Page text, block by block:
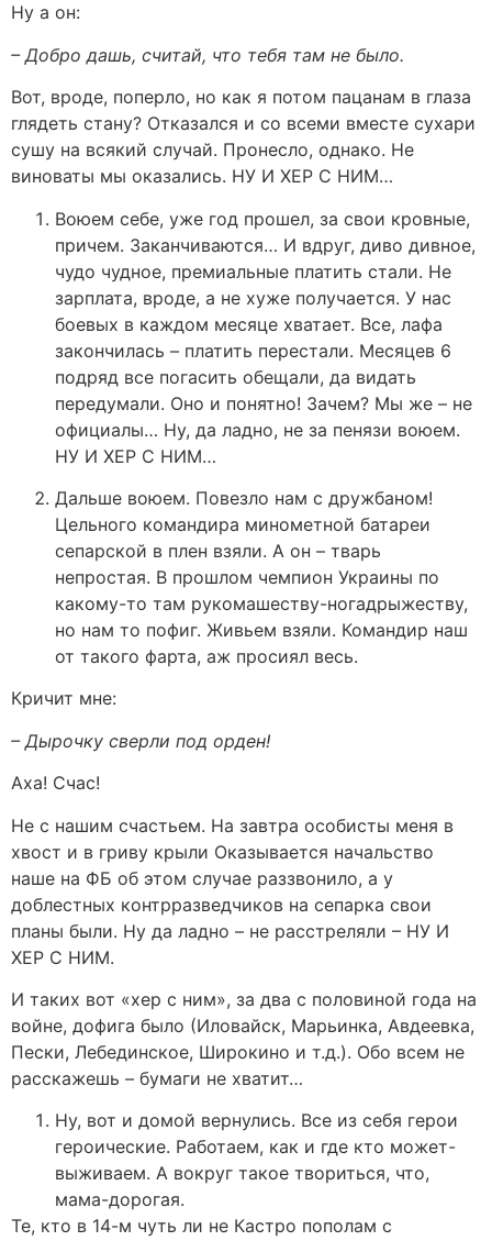
Ну а он:
– Добро дашь, считай, что тебя там не было.
Вот, вроде, поперло, но как я потом пацанам в глаза
глядеть стану? Отказался и со всеми вместе сухари
сушу на всякий случай. Пронесло, однако. Не
виноваты мы оказались. НУ И ХЕР С НИМ…
Воюем себе, уже год прошел, за свои кровные,
причем. Заканчиваются… И вдруг, диво дивное,
чудо чудное, премиальные платить стали. Не
зарплата, вроде, а не хуже получается. У нас
боевых в каждом месяце хватает. Все, лафа
закончилась – платить перестали. Месяцев 6
подряд все погасить обещали, да видать
передумали. Оно и понятно! Зачем? Мы же – не
официалы… Ну, да ладно, не за пенязи воюем.
НУ И ХЕР С НИМ…
Дальше воюем. Повезло нам с дружбаном!
Цельного командира минометной батареи
сепарской в плен взяли. А он – тварь
непростая. В прошлом чемпион Украины по
какому-то там рукомашеству-ногадрыжеству,
но нам то пофиг. Живьем взяли. Командир наш
от такого фарта, аж просиял весь.
Кричит мне:
– Дырочку сверли под орден!
Аха! Счас!
Не с нашим счастьем. На завтра особисты меня в
хвост и в гриву крыли Оказывается начальство
наше на ФБ об этом случае раззвонило, а у
доблестных контрразведчиков на сепарка свои
планы были. Ну да ладно – не расстреляли – НУ И
ХЕР С НИМ.
И таких вот «хер с ним», за два с половиной года на
войне, дофига было (Иловайск, Марьинка, Авдеевка,
Пески, Лебединское, Широкино и т.д.). Обо всем не
расскажешь – бумаги не хватит…
Ну, вот и домой вернулись. Все из себя герои
героические. Работаем, как и где кто может-
выживаем. А вокруг такое твориться, что,
мама-дорогая.
Те, кто в 14-м чуть ли не Кастро пополам с